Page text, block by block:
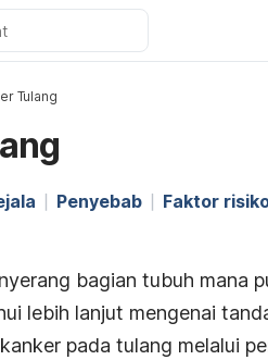
Tulang
Penyebab Faktor
bagian tubuh mana
lebih lanjut mengenai
pada tulang melalui